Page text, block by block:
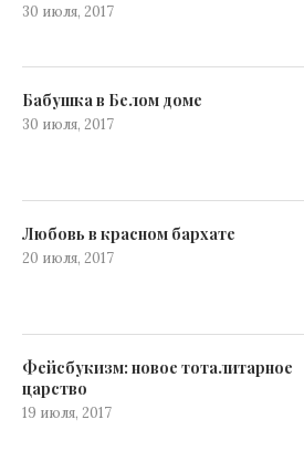
30 июля, 2017
Бабушка в Белом доме
30 июля, 2017
Любовь в красном бархате
20 июля, 2017
Фейсбукизм: новое тоталитарное
царство
19 июля, 2017